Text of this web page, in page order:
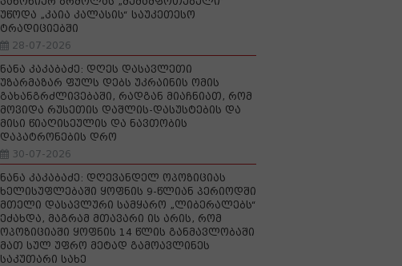
უწოდა „კაია კალასის“ საუკეთესო
ტრადიციებში
28-07-2026
ნანა კაკაბაძე: დღეს დასავლეთი
უზარმაზარ ფულს დებს უკრაინის ომის
გახანგრძლივებაში, რადგან მიაჩნიათ, რომ
მოვიდა რუსეთის დაშლის-დასუსტების და
მისი წიაღისეულის და ნავთობის
დაპატრონების დრო
30-07-2026
ნანა კაკაბაძე: დღევანდელ ოპოზიციას
ხელისუფლებაში ყოფნის 9-წლიან პერიოდში
მთელი დასავლური სამყარო „ლიბერალებს“
ეძახდა, მაგრამ მთავარი ის არის, რომ
ოპოზიციაში ყოფნის 14 წლის განმავლობაში
მათ სულ უფრო მეტად გამოავლინეს
საკუთარი სახე